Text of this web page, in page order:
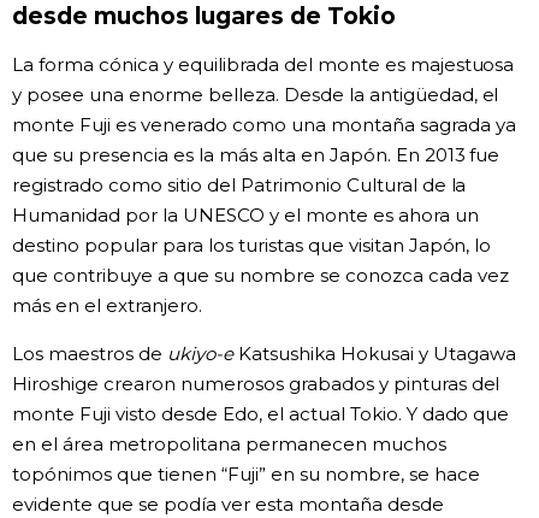
Tokio
Avisos
desde muchos lugares de Tokio
La forma cónica y equilibrada del monte es majestuosa
y posee una enorme belleza. Desde la antigüedad, el
monte Fuji es venerado como una montaña sagrada ya
que su presencia es la más alta en Japón. En 2013 fue
registrado como sitio del Patrimonio Cultural de la
Humanidad por la UNESCO y el monte es ahora un
destino popular para los turistas que visitan Japón, lo
que contribuye a que su nombre se conozca cada vez
más en el extranjero.
Los maestros de ukiyo-eKatsushika Hokusai y Utagawa
Hiroshige crearon numerosos grabados y pinturas del
monte Fuji visto desde Edo, el actual Tokio. Y dado que
en el área metropolitana permanecen muchos
topónimos que tienen “Fuji” en su nombre, se hace
evidente que se podía ver esta montaña desde